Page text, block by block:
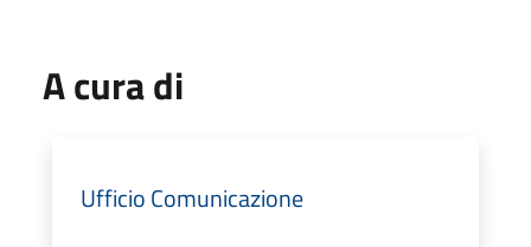
A cura di
Ufficio Comunicazione